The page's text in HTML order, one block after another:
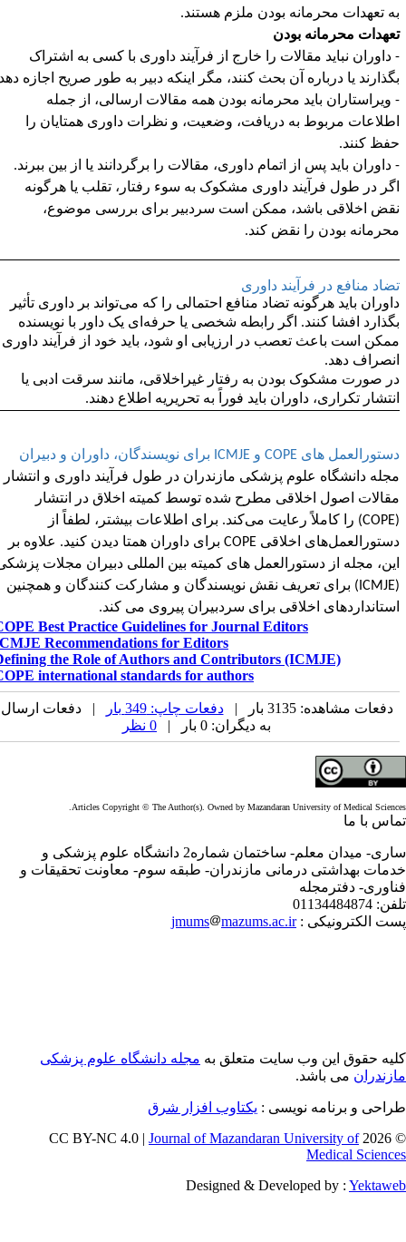
تعهدات محرمانه بودن ملزم هستند.
محرمانه بودن
داوران نباید مقالات را خارج از فرآیند داوری با کسی به اشتراک
یا درباره آن بحث کنند، مگر اینکه دبیر به طور صریح اجازه دهد.
ویراستاران باید محرمانه بودن همه مقالات ارسالی، از جمله
مربوط به دریافت، وضعیت، و نظرات داوری همتایان را
کنند.
داوران باید پس از اتمام داوری، مقالات را برگردانند یا از بین ببرند.
در طول فرآیند داوری مشکوک به سوء رفتار، تقلب یا هرگونه
اخلاقی باشد، ممکن است سردبیر برای بررسی موضوع،
بودن را نقض کند.
منافع در فرآیند داوری
باید هرگونه تضاد منافع احتمالی را که می‌تواند بر داوری تأثیر
افشا کنند. اگر رابطه شخصی یا حرفه‌ای یک داور با نویسنده
است باعث تعصب در ارزیابی او شود، باید خود از فرآیند داوری
دهد.
صورت مشکوک بودن به رفتار غیراخلاقی، مانند سرقت ادبی یا
تکراری، داوران باید فوراً به تحریریه اطلاع دهند.
هایCOPEو ICMJEبرای نویسندگان، داوران و دبیران
دانشگاه علوم پزشکی مازندران در طول فرآیند داوری و انتشار
اصول اخلاقی مطرح شده توسط کمیته اخلاق در انتشار
COPE) را کاملاً رعایت می‌کند. برای اطلاعات بیشتر، لطفاً از
اخلاقی COPEبرای داوران همتا دیدن کنید. علاوه بر
مجله از دستورالعمل های کمیته بین المللی دبیران مجلات پزشکی
ICMJE) برای تعریف نقش نویسندگان و مشارکت کنندگان و همچنین
اخلاقی برای سردبیران پیروی می کند.
COPE Best Practice Guidelines for Journal Editors
ICMJE Recommendations for Editors
Defining the Role of Authors and Contributors (ICMJE)
COPE international standards for authors
دفعات مشاهده: 3135 بار | دفعات چاپ: 349 بار
| دفعات ارسال
به دیگران: 0 بار |
Articles Copyright © The Author(s). Owned by Mazandaran University of Medical
با ما
ساری- میدان معلم- ساختمان شماره2 دانشگاه علوم پزشکی و
بهداشتی درمانی مازندران- طبقه سوم- معاونت تحقیقات و
دفترمجله
01134484874
الکترونیکی :
jmums mazums.ac.ir
حقوق این وب سایت متعلق بهمجله دانشگاه علوم پزشکی
می باشد.
و برنامه نویسی : یکتاوب افزار شرق
©
Journal of Mazandaran University of
Medical
Designed & Developed by :